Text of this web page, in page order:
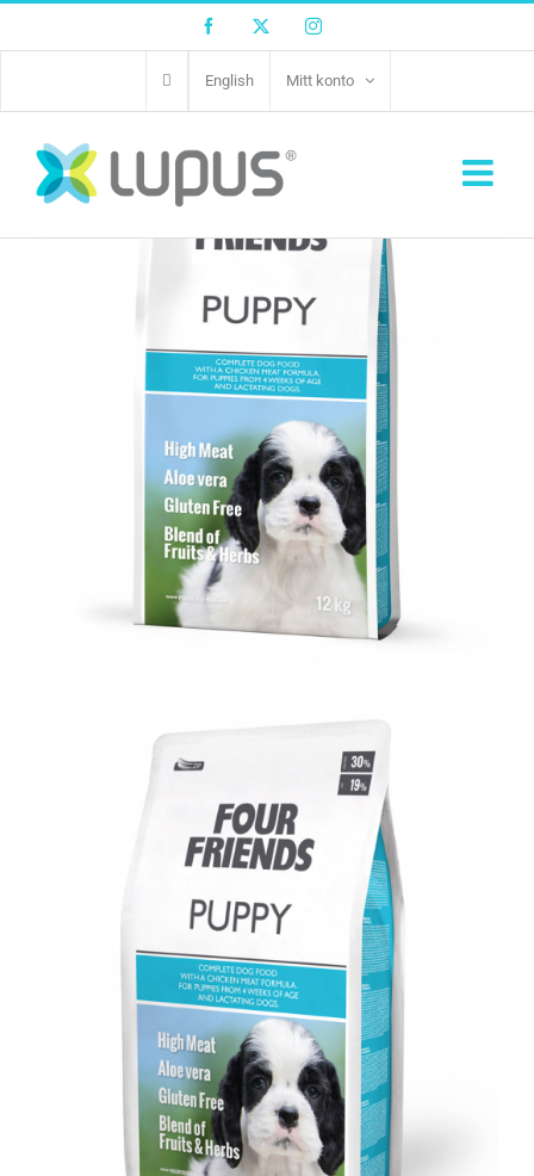
Facebook Twitter Instagram
English Mitt konto